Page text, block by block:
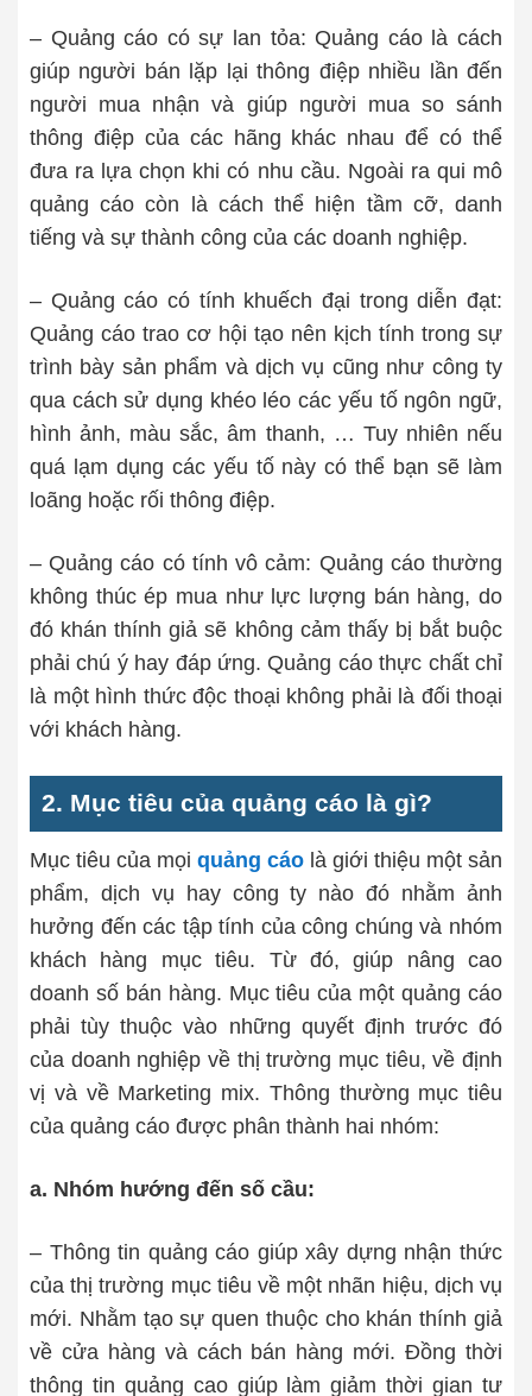
– Quảng cáo có sự lan tỏa: Quảng cáo là cách
giúp người bán lặp lại thông điệp nhiều lần đến
người mua nhận và giúp người mua so sánh
thông điệp của các hãng khác nhau để có thể
đưa ra lựa chọn khi có nhu cầu. Ngoài ra qui mô
quảng cáo còn là cách thể hiện tầm cỡ, danh
tiếng và sự thành công của các doanh nghiệp.
– Quảng cáo có tính khuếch đại trong diễn đạt:
Quảng cáo trao cơ hội tạo nên kịch tính trong sự
trình bày sản phẩm và dịch vụ cũng như công ty
qua cách sử dụng khéo léo các yếu tố ngôn ngữ,
hình ảnh, màu sắc, âm thanh, … Tuy nhiên nếu
quá lạm dụng các yếu tố này có thể bạn sẽ làm
loãng hoặc rối thông điệp.
– Quảng cáo có tính vô cảm: Quảng cáo thường
không thúc ép mua như lực lượng bán hàng, do
đó khán thính giả sẽ không cảm thấy bị bắt buộc
phải chú ý hay đáp ứng. Quảng cáo thực chất chỉ
là một hình thức độc thoại không phải là đối thoại
với khách hàng.
2. Mục tiêu của quảng cáo là gì?
Mục tiêu của mọi quảng cáo là giới thiệu một sản
phẩm, dịch vụ hay công ty nào đó nhằm ảnh
hưởng đến các tập tính của công chúng và nhóm
khách hàng mục tiêu. Từ đó, giúp nâng cao
doanh số bán hàng. Mục tiêu của một quảng cáo
phải tùy thuộc vào những quyết định trước đó
của doanh nghiệp về thị trường mục tiêu, về định
vị và về Marketing mix. Thông thường mục tiêu
của quảng cáo được phân thành hai nhóm:
a. Nhóm hướng đến số cầu:
– Thông tin quảng cáo giúp xây dựng nhận thức
của thị trường mục tiêu về một nhãn hiệu, dịch vụ
mới. Nhằm tạo sự quen thuộc cho khán thính giả
về cửa hàng và cách bán hàng mới. Đồng thời
thông tin quảng cao giúp làm giảm thời gian tư